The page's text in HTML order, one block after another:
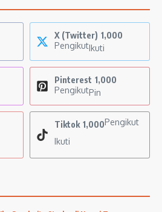
X (Twitter) 1,000
PengikutIkuti
Pinterest 1,000
PengikutPin
Tiktok 1,000Pengikut
Ikuti